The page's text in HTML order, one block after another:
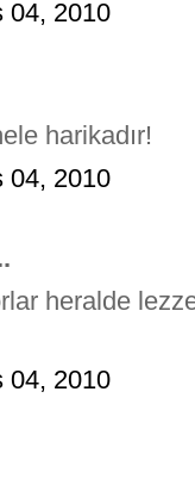
04, 2010
harikadır!
04, 2010
heralde
04, 2010